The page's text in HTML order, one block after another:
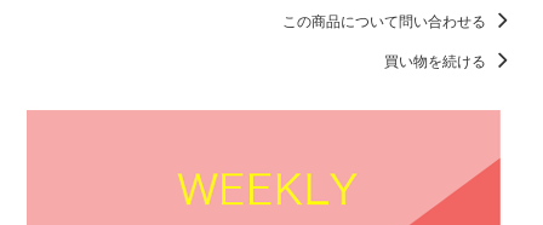
この商品について問い合わせる
買い物を続ける